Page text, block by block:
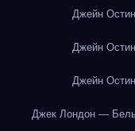
Джейн
Джейн
Джейн
Джек Лондон —